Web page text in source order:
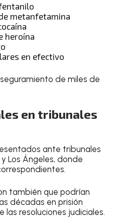
metanfetamina
heroína
en efectivo
de miles de
en tribunales
ante tribunales
Los Ángeles, donde
también que podrían
décadas en prisión
resoluciones judiciales.